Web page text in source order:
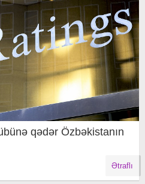
qədər Özbəkistanın
Ətraflı